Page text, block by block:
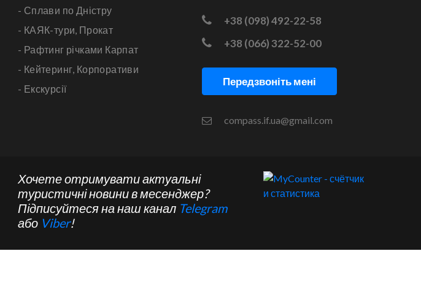
- Сплави по Дністру
- КАЯК-тури, Прокат
- Рафтинг річками Карпат
- Кейтеринг, Корпоративи
- Екскурсії
+38 (098) 492-22-58
+38 (066) 322-52-00
Передзвоніть мені
compass.if.ua@gmail.com
Хочете отримувати актуальні
туристичні новини в месенджер?
Підписуйтеся на наш канал Telegram
або Viber!